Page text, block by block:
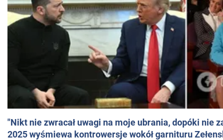
"Nikt nie zwracał uwagi na moje ubrania, dopóki nie
2025 wyśmiewa kontrowersje wokół garnituru